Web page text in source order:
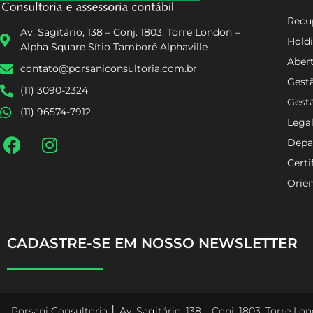
Av. Sagitário, 138 – Conj. 1803. Torre London –
Alpha Square Sítio Tamboré Alphaville
contato@porsaniconsultoria.com.br
(11) 3090-2324
(11) 96574-7912
CADASTRE-SE EM NOSSO NEWSLETTER